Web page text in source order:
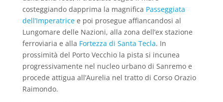
costeggiando dapprima la magnifica Passeggiata
dell’Imperatricee poi prosegue affiancandosi al
Lungomare delle Nazioni, alla zona dell’ex stazione
ferroviaria e alla Fortezza di Santa Tecla. In
prossimità del Porto Vecchio la pista si incunea
progressivamente nel nucleo urbano di Sanremo e
procede attigua all’Aurelia nel tratto di Corso Orazio
Raimondo.